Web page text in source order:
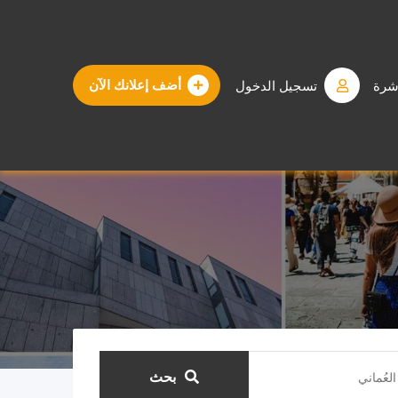
أضف إعلانك الآن تسجيل الدخول
بحث